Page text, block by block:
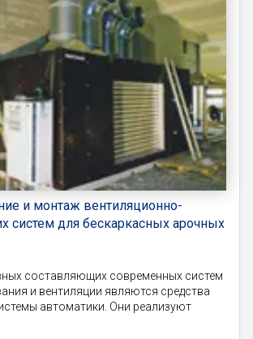
и монтаж вентиляционно-
систем для бескаркасных арочных
составляющих современных систем
и вентиляции являются средства
автоматики. Они реализуют